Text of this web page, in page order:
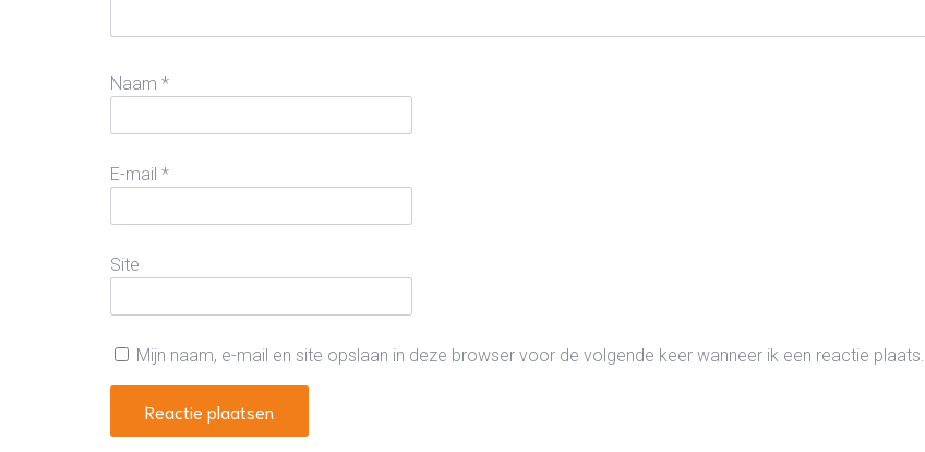
Naam *
E-mail *
Site
Mijn naam, e-mail en site opslaan in deze browser voor de volgende keer wanneer ik een reactie plaats.